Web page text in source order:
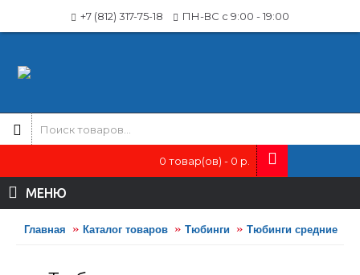
+7 (812) 317-75-18 ПН-ВС с 9:00 - 19:00
0 товар(ов) - 0 р.
МЕНЮ
Главная Каталог товаров Тюбинги Тюбинги средние